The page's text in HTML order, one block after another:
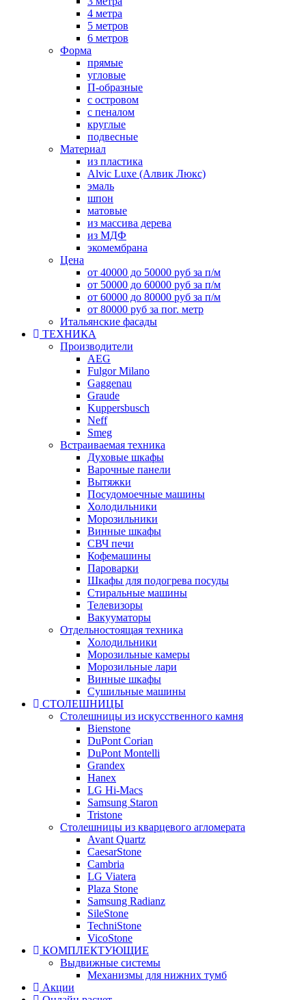
4 метра
5 метров
6 метров
Форма
прямые
угловые
П-образные
с островом
с пеналом
круглые
подвесные
Материал
из пластика
Alvic Luxe (Алвик Люкс)
эмаль
шпон
матовые
из массива дерева
из МДФ
экомембрана
Цена
от 40000 до 50000 руб за п/м
от 50000 до 60000 руб за п/м
от 60000 до 80000 руб за п/м
от 80000 руб за пог. метр
Итальянские фасады
ТЕХНИКА
Производители
AEG
Fulgor Milano
Gaggenau
Graude
Kuppersbusch
Neff
Smeg
Встраиваемая техника
Духовые шкафы
Варочные панели
Вытяжки
Посудомоечные машины
Холодильники
Морозильники
Винные шкафы
СВЧ печи
Кофемашины
Пароварки
Шкафы для подогрева посуды
Стиральные машины
Телевизоры
Вакууматоры
Отдельностоящая техника
Холодильники
Морозильные камеры
Морозильные лари
Винные шкафы
Сушильные машины
СТОЛЕШНИЦЫ
Столешницы из искусственного камня
Bienstone
DuPont Corian
DuPont Montelli
Grandex
Hanex
LG Hi-Macs
Samsung Staron
Tristone
Столешницы из кварцевого агломерата
Avant Quartz
CaesarStone
Cambria
LG Viatera
Plaza Stone
Samsung Radianz
SileStone
TechniStone
VicoStone
КОМПЛЕКТУЮЩИЕ
Выдвижные системы
Механизмы для нижних тумб
Акции